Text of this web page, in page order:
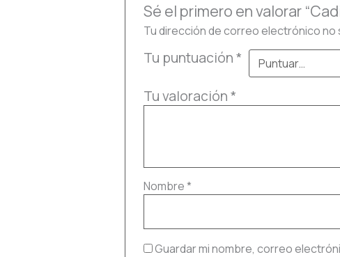
Sé el primero en valorar
Tu dirección de correo electrónico no
Tu puntuación*
Tu valoración*
Nombre*
Guardar mi nombre, correo